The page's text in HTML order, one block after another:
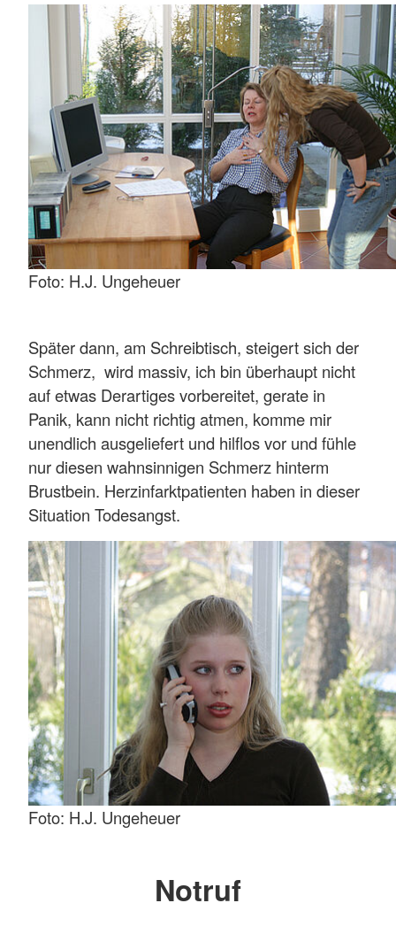
Foto: H.J. Ungeheuer
Später dann, am Schreibtisch, steigert sich der
Schmerz, wird massiv, ich bin überhaupt nicht
auf etwas Derartiges vorbereitet, gerate in
Panik, kann nicht richtig atmen, komme mir
unendlich ausgeliefert und hilflos vor und fühle
nur diesen wahnsinnigen Schmerz hinterm
Brustbein. Herzinfarktpatienten haben in dieser
Situation Todesangst.
Foto: H.J. Ungeheuer
Notruf